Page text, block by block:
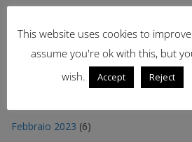
Giugno 2023(12)
Maggio 2023(14)
(6)
Febbraio 2023 (6)
This website uses cookies to
assume you're ok with this, but
wish.
Accept Reject